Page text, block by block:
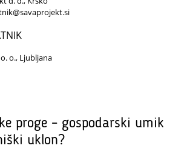
o. o., Ljubljana
proge – gospodarski umik
uklon?